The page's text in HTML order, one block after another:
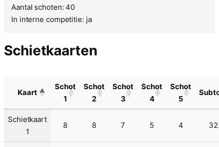
Aantal schoten: 40
In interne competitie: ja
Schietkaarten
Kaart
Schot
1
Schot
2
Schot
3
Schot
4
Schot
5
Schietkaart
1
8 8 7 5 4